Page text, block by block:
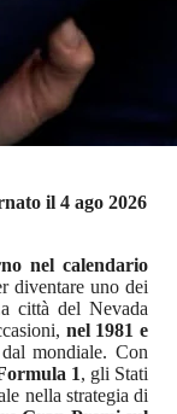
il 4 ago 2026
nel calendario
diventare uno dei
città del Nevada
nel 1981 e
mondiale. Con
1, gli Stati
nella strategia di